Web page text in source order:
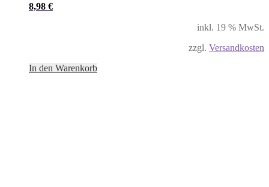
8,98 €
inkl. 19 % MwSt.
zzgl. Versandkosten
In den Warenkorb